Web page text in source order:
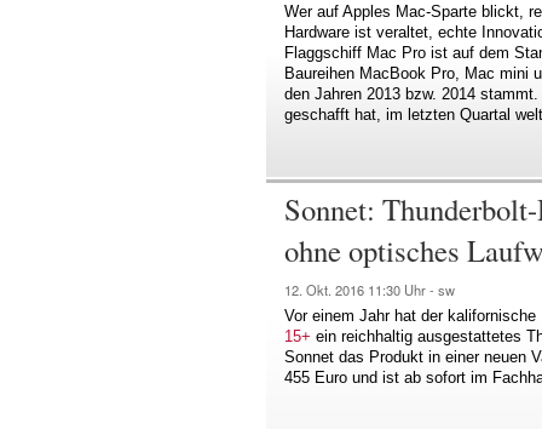
Wer auf Apples Mac-Sparte blickt,
Hardware ist veraltet, echte
Flaggschiff Mac Pro ist auf dem
Baureihen MacBook Pro, Mac mini
den Jahren 2013 bzw. 2014
geschafft hat, im letzten Quartal
Sonnet:
ohne optisches
12. Okt. 2016 11:30 Uhr - sw
Vor einem Jahr hat der
15+ ein reichhaltig ausgestattetes
Sonnet das Produkt in einer neuen
455 Euro und ist ab sofort im